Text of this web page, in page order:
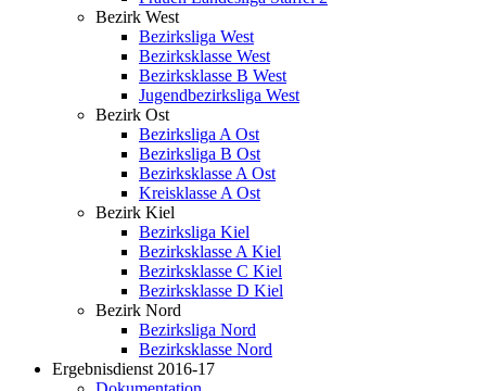
Bezirk West
Bezirksliga West
Bezirksklasse West
Bezirksklasse B West
Jugendbezirksliga West
Bezirk Ost
Bezirksliga A Ost
Bezirksliga B Ost
Bezirksklasse A Ost
Kreisklasse A Ost
Bezirk Kiel
Bezirksliga Kiel
Bezirksklasse A Kiel
Bezirksklasse C Kiel
Bezirksklasse D Kiel
Bezirk Nord
Bezirksliga Nord
Bezirksklasse Nord
Ergebnisdienst 2016-17